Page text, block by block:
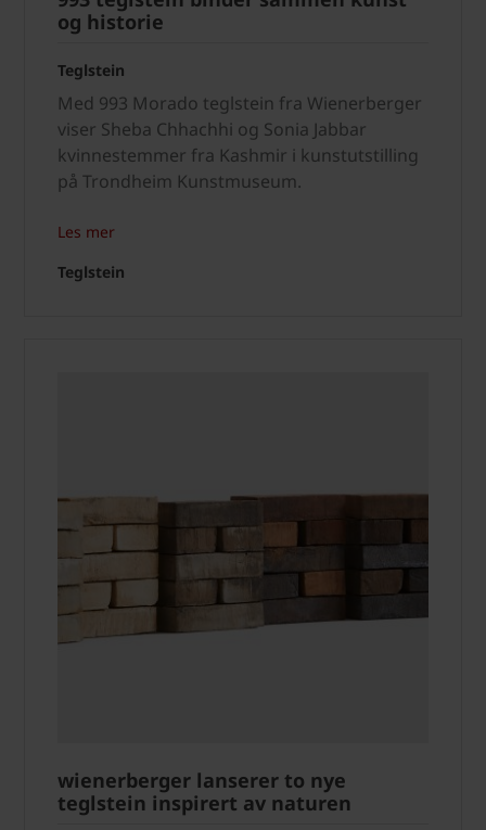
og historie
Teglstein
Med 993 Morado teglstein fra Wienerberger
viser Sheba Chhachhi og Sonia Jabbar
kvinnestemmer fra Kashmir i kunstutstilling
på Trondheim Kunstmuseum.
Les mer
Teglstein
wienerberger lanserer to nye
teglstein inspirert av naturen